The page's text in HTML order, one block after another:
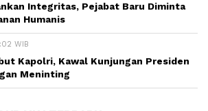
Integritas, Pejabat Baru Diminta
Humanis
WIB
Kapolri, Kawal Kunjungan Presiden
Meninting